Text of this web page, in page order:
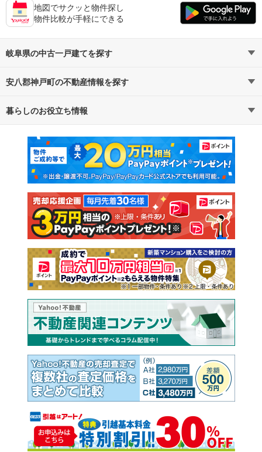
地図でサクッと物件探し
物件比較が手軽にできる
岐阜県の中古一戸建てを探す
路線・駅から探す
通勤・通学時間から探す
安八郡神戸町の不動産情報を探す
不動産・住宅
新築マンション 中古マンション
新築一戸建て 中古一戸建て
注文住宅 土地
売却査定
暮らしのお役立ち情報
マンションカタログ 教えて！住まいの先生